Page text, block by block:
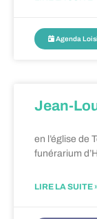
Agenda
Jean-
en l’église de
funérarium
LIRE LA SUITE